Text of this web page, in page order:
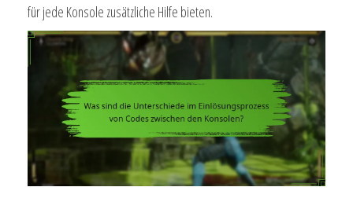
für jede Konsole zusätzliche Hilfe bieten.